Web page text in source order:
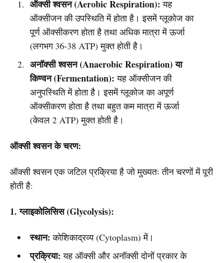
ऑक्सी श्वसन (Aerobic Respiration): यह
ऑक्सीजन की उपस्थिति में होता है। इसमें ग्लूकोज का
पूर्ण ऑक्सीकरण होता है तथा अधिक मात्रा में ऊर्जा
(लगभग 36-38 ATP) मुक्त होती है।
अनॉक्सी श्वसन (Anaerobic Respiration) या
किण्वन (Fermentation): यह ऑक्सीजन की
अनुपस्थिति में होता है। इसमें ग्लूकोज का अपूर्ण
ऑक्सीकरण होता है तथा बहुत कम मात्रा में ऊर्जा
(केवल 2 ATP) मुक्त होती है।
ऑक्सी श्वसन के चरण:
ऑक्सी श्वसन एक जटिल प्रक्रिया है जो मुख्यतः तीन चरणों में पूरी
होती है:
1. ग्लाइकोलिसिस (Glycolysis):
स्थान: कोशिकाद्रव्य (Cytoplasm) में।
प्रक्रिया: यह ऑक्सी और अनॉक्सी दोनों प्रकार के